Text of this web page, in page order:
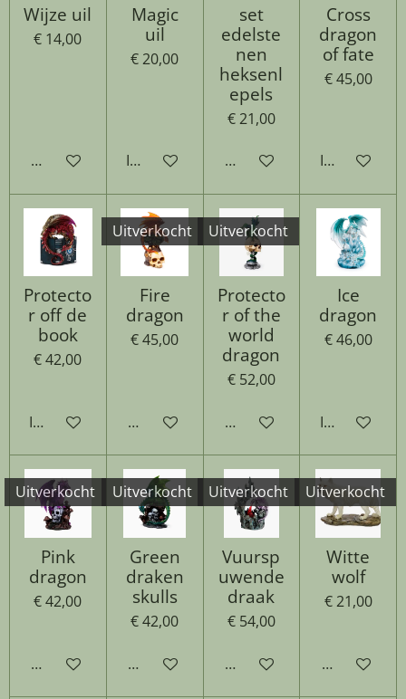
Wijze uil
€ 14,00
Houd mij op de hoogte
Magic
uil
€ 20,00
In winkelwagen
set
edelste
nen
heksenl
epels
€ 21,00
Houd mij op de hoogte
Cross
dragon
of fate
€ 45,00
In
Protecto
r off de
book
€ 42,00
In winkelwagen
Uitverkocht
Fire
dragon
€ 45,00
Houd mij op de hoogte
Uitverkocht
Protecto
r of the
world
dragon
€ 52,00
Houd mij op de hoogte
Ice
dragon
€ 46,00
In
Uitverkocht
Pink
dragon
€ 42,00
Houd mij op de hoogte
Uitverkocht
Green
draken
skulls
€ 42,00
Houd mij op de hoogte
Uitverkocht
Vuursp
uwende
draak
€ 54,00
Houd mij op de hoogte
Uitverkocht
Witte
wolf
€ 21,00
Houd mij